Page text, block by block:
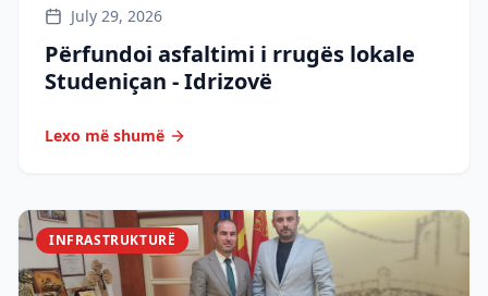
July 29, 2026
Përfundoi asfaltimi i rrugës lokale
Studeniçan - Idrizovë
Lexo më shumë
INFRASTRUKTURË